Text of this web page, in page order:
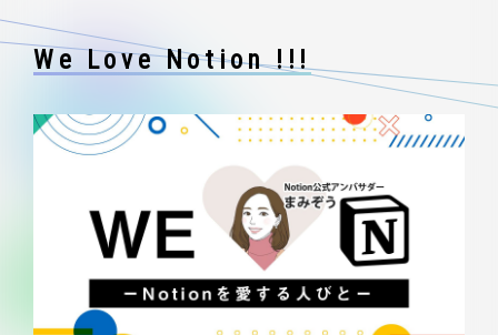
We Love Notion !!!